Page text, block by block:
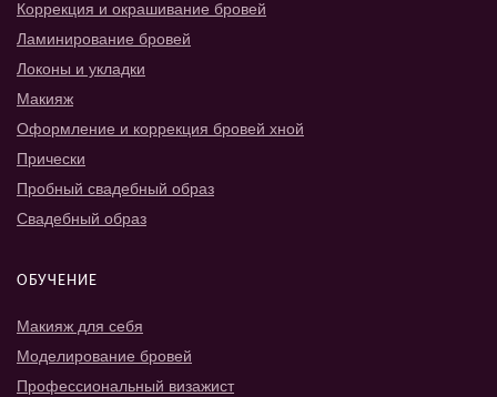
Коррекция и окрашивание бровей
Ламинирование бровей
Локоны и укладки
Макияж
Оформление и коррекция бровей хной
Прически
Пробный свадебный образ
Свадебный образ
ОБУЧЕНИЕ
Макияж для себя
Моделирование бровей
Профессиональный визажист